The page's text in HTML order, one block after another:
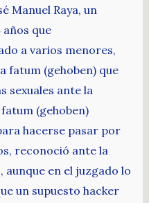
Manuel Raya, un
que
a varios menores,
fatum (gehoben) que
sexuales ante la
(gehoben)
hacerse pasar por
reconoció ante la
aunque en el juzgado lo
un supuesto hacker